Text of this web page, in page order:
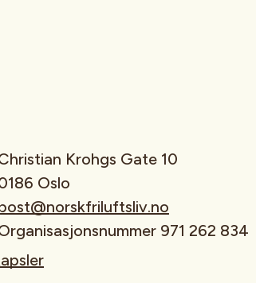
Krohgs Gate 10
Oslo
971 262 834